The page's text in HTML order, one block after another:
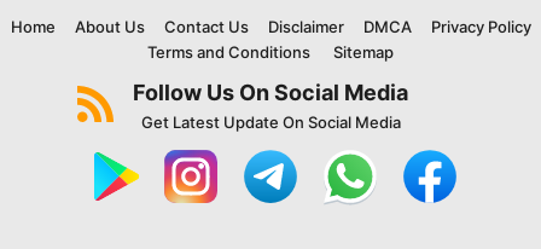
Home About Us Contact Us Disclaimer DMCA
Privacy Policy
Terms and Conditions
Sitemap
Follow Us On Social Media
Get Latest Update On Social Media